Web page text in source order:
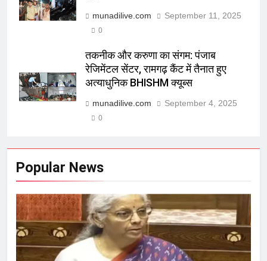
munadilive.com September 11, 2025
0
तकनीक और करुणा का संगम: पंजाब
रेजिमेंटल सेंटर, रामगढ़ कैंट में तैनात हुए
अत्याधुनिक BHISHM क्यूब्स
munadilive.com September 4, 2025
0
Popular News